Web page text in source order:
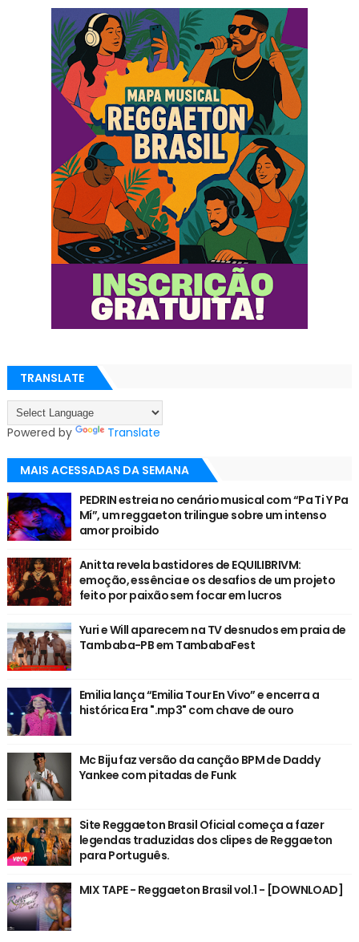
TRANSLATE
Powered by Translate
MAIS ACESSADAS DA SEMANA
PEDRIN estreia no cenário musical com “Pa Ti Y Pa
Mí”, um reggaeton trilingue sobre um intenso
amor proibido
Anitta revela bastidores de EQUILIBRIVM:
emoção, essência e os desafios de um projeto
feito por paixão sem focar em lucros
Yuri e Will aparecem na TV desnudos em praia de
Tambaba-PB em TambabaFest
Emilia lança “Emilia Tour En Vivo” e encerra a
histórica Era ".mp3" com chave de ouro
Mc Biju faz versão da canção BPM de Daddy
Yankee com pitadas de Funk
Site Reggaeton Brasil Oficial começa a fazer
legendas traduzidas dos clipes de Reggaeton
para Português.
MIX TAPE - Reggaeton Brasil vol.1 - [DOWNLOAD]